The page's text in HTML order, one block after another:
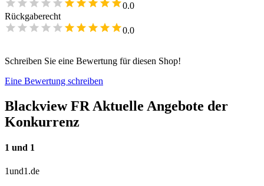
0.0
Rückgaberecht
0.0
Schreiben Sie eine Bewertung für diesen Shop!
Eine Bewertung schreiben
Blackview FR Aktuelle Angebote der
Konkurrenz
1 und 1
1und1.de